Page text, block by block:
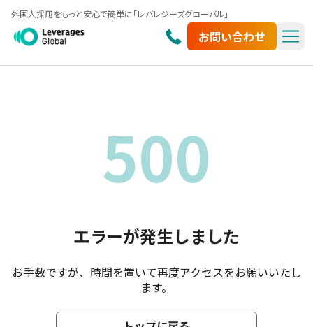
外国人採用をもっと安心で簡単に「レバレジーズグローバル」
お問い合わせ
500
エラーが発生しました
お手数ですが、時間を置いて再度アクセスをお願いいたし
ます。